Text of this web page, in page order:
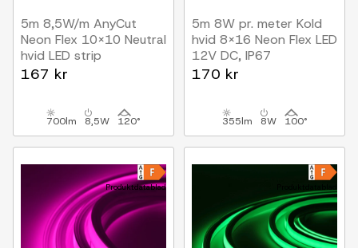
5m 8,5W/m AnyCut
Neon Flex 10x10 Neutral
hvid LED strip
12V DC, Ingen
167 kr
700lm 8,5W 120°
5m 8W pr. meter Kold
hvid 8x16 Neon Flex LED
12V DC, IP67
170 kr
355lm 8W 100°
Produktdatablad